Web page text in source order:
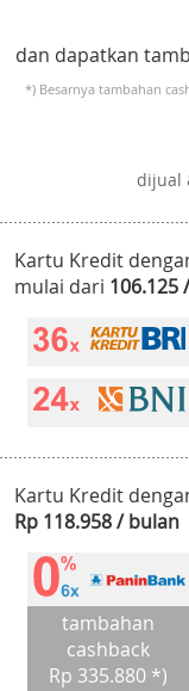
dan dapatkan
*) Besarnya tambahan
dijual
Kartu Kredit
mulai dari 106.125
Kartu Kredit
Rp 118.958 / bulan
tambahan
cashback
Rp 335.880 *)